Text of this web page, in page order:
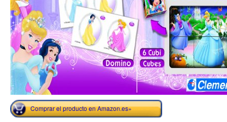
Comprar el producto en Amazon.es»